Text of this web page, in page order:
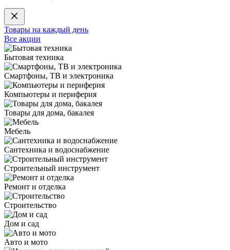
Товары на каждый день
Все акции
Бытовая техника
Смартфоны, ТВ и электроника
Компьютеры и периферия
Товары для дома, бакалея
Мебель
Сантехника и водоснабжение
Строительный инструмент
Ремонт и отделка
Строительство
Дом и сад
Авто и мото